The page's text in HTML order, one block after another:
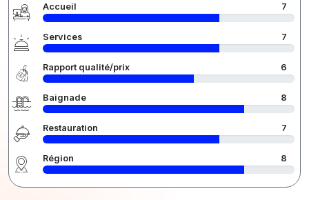
Accueil 7
Services 7
Rapport qualité/prix 6
Baignade 8
Restauration 7
Région 8